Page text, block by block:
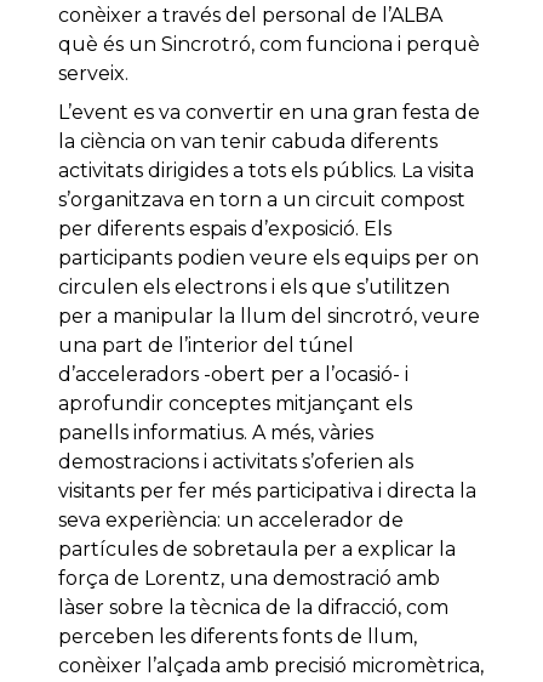
conèixer a través del personal de l’ALBA
què és un Sincrotró, com funciona i perquè
serveix.
L’event es va convertir en una gran festa de
la ciència on van tenir cabuda diferents
activitats dirigides a tots els públics. La visita
s’organitzava en torn a un circuit compost
per diferents espais d’exposició. Els
participants podien veure els equips per on
circulen els electrons i els que s’utilitzen
per a manipular la llum del sincrotró, veure
una part de l’interior del túnel
d’acceleradors -obert per a l’ocasió- i
aprofundir conceptes mitjançant els
panells informatius. A més, vàries
demostracions i activitats s’oferien als
visitants per fer més participativa i directa la
seva experiència: un accelerador de
partícules de sobretaula per a explicar la
força de Lorentz, una demostració amb
làser sobre la tècnica de la difracció, com
perceben les diferents fonts de llum,
conèixer l’alçada amb precisió micromètrica,